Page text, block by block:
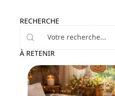
RECHERCHE
À RETENIR